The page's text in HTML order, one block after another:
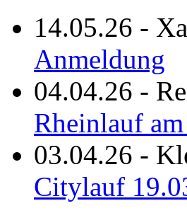
14.05.26 -
Anmeldung
04.04.26 -
Rheinlauf
03.04.26 -
Citylauf